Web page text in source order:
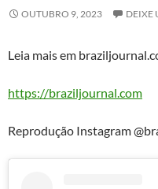
OUTUBRO 9, 2023 DEIXE
Leia mais em
https://braziljournal.com
Reprodução Instagram